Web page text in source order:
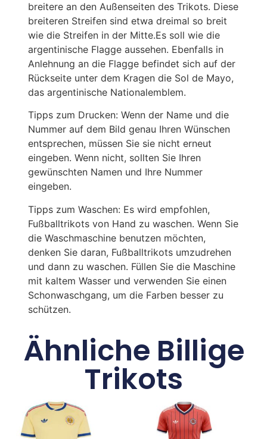
breitere an den Außenseiten des Trikots. Diese
breiteren Streifen sind etwa dreimal so breit
wie die Streifen in der Mitte.Es soll wie die
argentinische Flagge aussehen. Ebenfalls in
Anlehnung an die Flagge befindet sich auf der
Rückseite unter dem Kragen die Sol de Mayo,
das argentinische Nationalemblem.
Tipps zum Drucken: Wenn der Name und die
Nummer auf dem Bild genau Ihren Wünschen
entsprechen, müssen Sie sie nicht erneut
eingeben. Wenn nicht, sollten Sie Ihren
gewünschten Namen und Ihre Nummer
eingeben.
Tipps zum Waschen: Es wird empfohlen,
Fußballtrikots von Hand zu waschen. Wenn Sie
die Waschmaschine benutzen möchten,
denken Sie daran, Fußballtrikots umzudrehen
und dann zu waschen. Füllen Sie die Maschine
mit kaltem Wasser und verwenden Sie einen
Schonwaschgang, um die Farben besser zu
schützen.
Ähnliche Billige
Trikots